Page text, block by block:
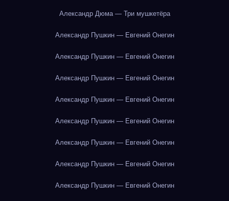
Александр Дюма — Три мушкетёра
Александр Пушкин — Евгений Онегин
Александр Пушкин — Евгений Онегин
Александр Пушкин — Евгений Онегин
Александр Пушкин — Евгений Онегин
Александр Пушкин — Евгений Онегин
Александр Пушкин — Евгений Онегин
Александр Пушкин — Евгений Онегин
Александр Пушкин — Евгений Онегин